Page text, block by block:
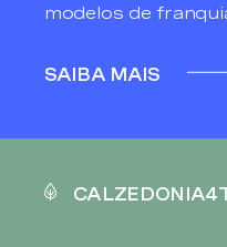
modelos de
SAIBA MAIS